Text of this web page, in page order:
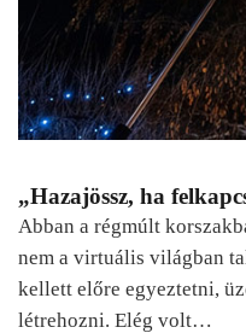
„Hazajössz, ha
Abban a régmúlt
nem a virtuális világban
kellett előre egyeztetni,
létrehozni. Elég volt…